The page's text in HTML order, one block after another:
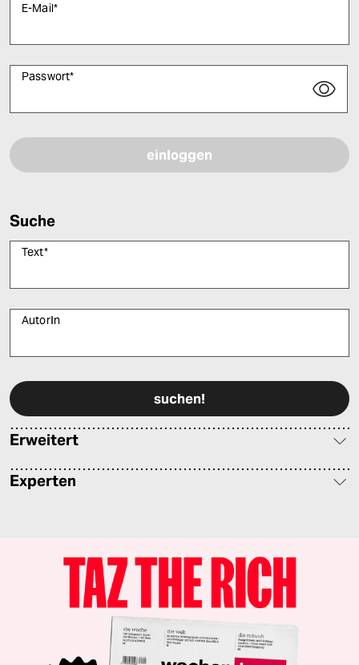
E-Mail*
Passwort*
Suche
Text*
AutorIn
Erweitert
Experten